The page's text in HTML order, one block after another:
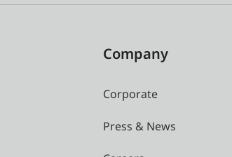
Company
Corporate
Press & News